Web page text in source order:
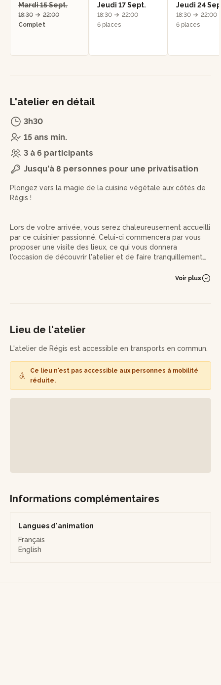
Mardi 15 Sept.
18:30
22:00
Complet
Jeudi 17 Sept.
18:30
22:00
6 places
Jeudi 24
18:30
22:00
6 places
L'atelier en détail
3h30
15 ans min.
3 à 6 participants
Jusqu'à 8 personnes pour une privatisation
Plongez vers la magie de la cuisine végétale aux côtés de
Régis !
Lors de votre arrivée, vous serez chaleureusement accueilli
par ce cuisinier passionné. Celui-ci commencera par vous
proposer une visite des lieux, ce qui vous donnera
l'occasion de découvrir l'atelier et de faire tranquillement
laquelle vous découvrirez notamment les bases théoriques
aussi d'excellentes astuces pour cuisiner simplement des
et d'un plat, dont la recette variera en fonction de la
sera aussi l'occasion d'un ultime temps d'échange autour de
Vous repartirez finalement avec le souvenir de cette
délicieuse parenthèse gustative, ainsi qu'avec le plein
d'idées pour sublimer vos légumes à la maison !
Voir plus
Lieu de l'atelier
L'atelier de Régis est accessible en transports en commun.
Ce lieu n'est pas accessible aux personnes à mobilité
réduite.
Informations complémentaires
Langues d'animation
Français
English